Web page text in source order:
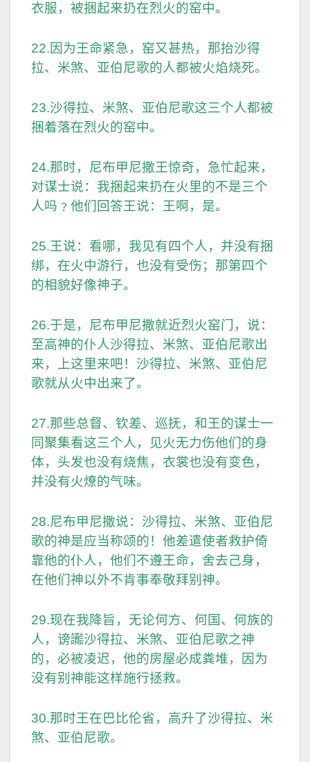
衣服，被捆起来扔在烈火的窑中。
22.因为王命紧急，窑又甚热，那抬沙得
拉、米煞、亚伯尼歌的人都被火焰烧死。
23.沙得拉、米煞、亚伯尼歌这三个人都被
捆着落在烈火的窑中。
24.那时，尼布甲尼撒王惊奇，急忙起来，
对谋士说：我捆起来扔在火里的不是三个
人吗﹖他们回答王说：王啊，是。
25.王说：看哪，我见有四个人，并没有捆
绑，在火中游行，也没有受伤；那第四个
的相貌好像神子。
26.于是，尼布甲尼撒就近烈火窑门，说：
至高神的仆人沙得拉、米煞、亚伯尼歌出
来，上这里来吧！沙得拉、米煞、亚伯尼
歌就从火中出来了。
27.那些总督、钦差、巡抚，和王的谋士一
同聚集看这三个人，见火无力伤他们的身
体，头发也没有烧焦，衣裳也没有变色，
并没有火燎的气味。
28.尼布甲尼撒说：沙得拉、米煞、亚伯尼
歌的神是应当称颂的！他差遣使者救护倚
靠他的仆人，他们不遵王命，舍去己身，
在他们神以外不肯事奉敬拜别神。
29.现在我降旨，无论何方、何国、何族的
人，谤讟沙得拉、米煞、亚伯尼歌之神
的，必被凌迟，他的房屋必成粪堆，因为
没有别神能这样施行拯救。
30.那时王在巴比伦省，高升了沙得拉、米
煞、亚伯尼歌。